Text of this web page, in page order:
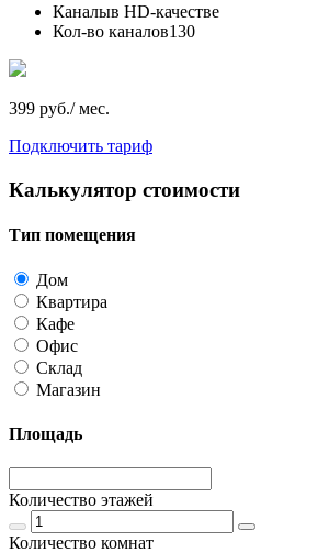
Каналыв HD-качестве
Кол-во каналов130
399 руб./ мес.
Подключить тариф
Калькулятор стоимости
Тип помещения
Дом
Квартира
Кафе
Офис
Склад
Магазин
Площадь
Количество этажей
Количество комнат